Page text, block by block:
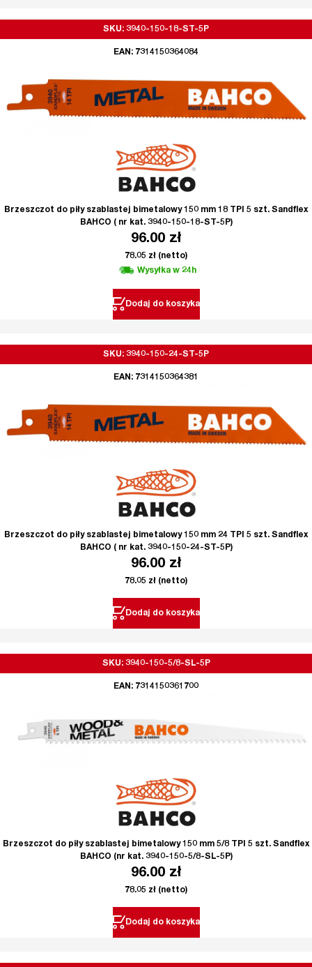
SKU: 3940-150-18-ST-5P
EAN: 7314150364084
Brzeszczot do piły szablastej bimetalowy 150 mm 18 TPI 5 szt. Sandflex
BAHCO ( nr kat. 3940-150-18-ST-5P)
96.00 zł
78.05 zł (netto)
Wysyłka w 24h
Dodaj do koszyka
SKU: 3940-150-24-ST-5P
EAN: 7314150364381
Brzeszczot do piły szablastej bimetalowy 150 mm 24 TPI 5 szt. Sandflex
BAHCO ( nr kat. 3940-150-24-ST-5P)
96.00 zł
78.05 zł (netto)
Dodaj do koszyka
SKU: 3940-150-5/8-SL-5P
EAN: 7314150361700
Brzeszczot do piły szablastej bimetalowy 150 mm 5/8 TPI 5 szt. Sandflex
BAHCO (nr kat. 3940-150-5/8-SL-5P)
96.00 zł
78.05 zł (netto)
Dodaj do koszyka